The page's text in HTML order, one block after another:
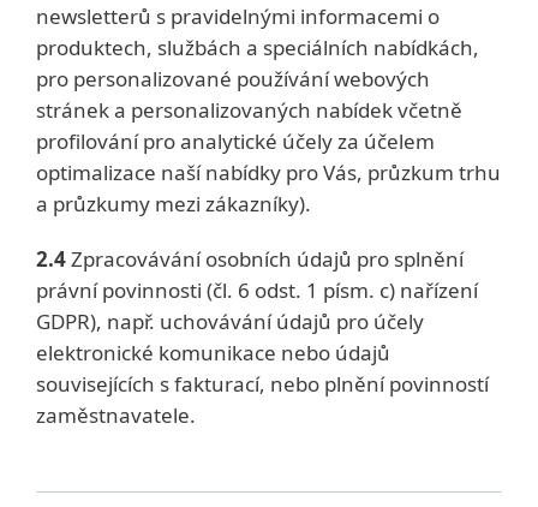
newsletterů s pravidelnými informacemi o
produktech, službách a speciálních nabídkách,
pro personalizované používání webových
stránek a personalizovaných nabídek včetně
profilování pro analytické účely za účelem
optimalizace naší nabídky pro Vás, průzkum trhu
a průzkumy mezi zákazníky).
2.4Zpracovávání osobních údajů pro splnění
právní povinnosti (čl. 6 odst. 1 písm. c) nařízení
GDPR), např. uchovávání údajů pro účely
elektronické komunikace nebo údajů
souvisejících s fakturací, nebo plnění povinností
zaměstnavatele.